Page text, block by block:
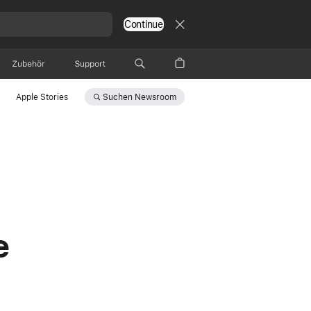
Continue
Zubehör Support
Apple Stories Suchen Newsroom